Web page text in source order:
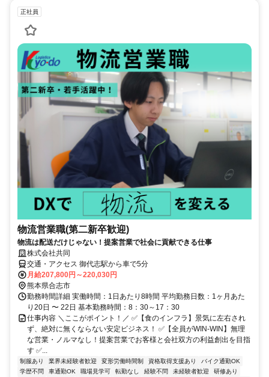
正社員
物流営業職(第二新卒歓迎)
物流は配送だけじゃない！提案営業で社会に貢献できる仕事
株式会社共同
交通・アクセス 御代志駅から車で5分
月給207,800円～220,030円
熊本県合志市
勤務時間詳細 実働時間：1日あたり8時間 平均勤務日数：1ヶ月あた
り20日 〜 22日 基本勤務時間：8：30～17：30
仕事内容 ＼ここがポイント！／ ✅【食のインフラ】景気に左右され
ず、絶対に無くならない安定ビジネス！ ✅【全員がWIN-WIN】無理
な営業・ノルマなし！提案営業でお客様と会社双方の利益創出を目指
す ✅...
制服あり 業界未経験者歓迎 変形労働時間制 資格取得支援あり
バイク通勤OK
学歴不問
車通勤OK 職場見学可 転勤なし 経験不問 未経験者歓迎
研修あり